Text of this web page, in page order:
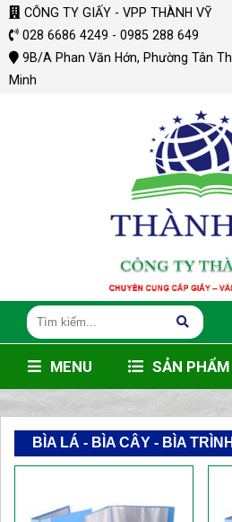
CÔNG TY GIẤY - VPP THÀNH VỸ
028 6686 4249 - 0985 288 649
9B/A Phan Văn Hớn, Phường Tân
Minh
MENU SẢN PHẨM
BÌA LÁ - BÌA CÂY - BÌA